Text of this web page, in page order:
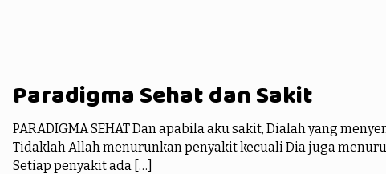
Paradigma Sehat dan Sakit
PARADIGMA SEHAT Dan apabila aku sakit, Dialah yang
Tidaklah Allah menurunkan penyakit kecuali Dia juga
Setiap penyakit ada […]